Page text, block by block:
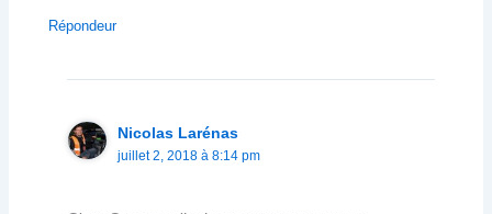
Répondeur
Nicolas Larénas
juillet 2, 2018 à 8:14 pm